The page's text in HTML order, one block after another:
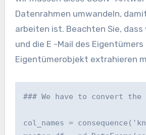
Datenrahmen umwandeln,
arbeiten ist. Beachten Sie, dass
und die E -Mail des Eigentümers
Eigentümerobjekt extrahieren
### We have to convert
col_names =